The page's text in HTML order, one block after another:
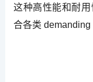
这种高性能和耐
合各类 demanding